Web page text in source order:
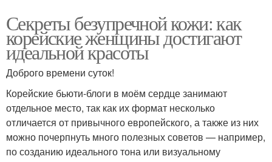
Секреты безупречной кожи: как
корейские женщины достигают
идеальной красоты
Доброго времени суток!
Корейские бьюти-блоги в моём сердце занимают
отдельное место, так как их формат несколько
отличается от привычного европейского, а также из них
можно почерпнуть много полезных советов — например,
по созданию идеального тона или визуальному